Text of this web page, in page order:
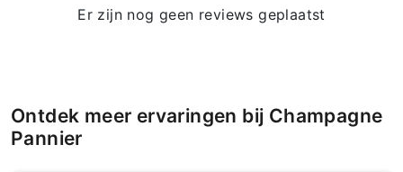
Er zijn nog geen reviews geplaatst
Ontdek meer ervaringen bij Champagne
Pannier